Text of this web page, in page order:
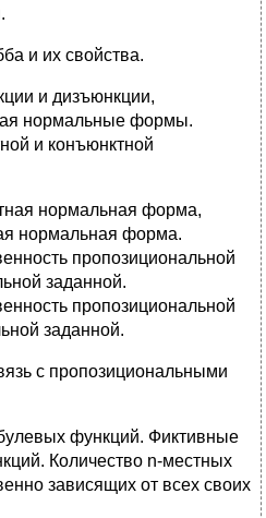
и их свойства.
и дизъюнкции,
нормальные формы.
и конъюнктной
нормальная форма,
нормальная форма.
пропозициональной
заданной.
пропозициональной
заданной.
с пропозициональными
функций. Фиктивные
Количество n-местных
зависящих от всех своих